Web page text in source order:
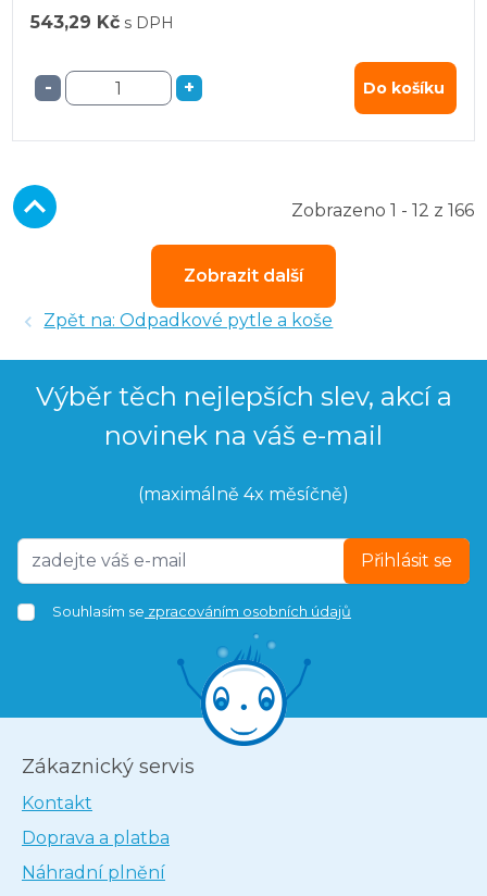
543,29 Kč s DPH
- + Do košíku
Zobrazeno 1 - 12 z 166
Zobrazit další
Zpět na: Odpadkové pytle a koše
Výběr těch nejlepších slev, akcí a
novinek na váš e-mail
(maximálně 4x měsíčně)
Přihlásit se
Souhlasím se zpracováním osobních údajů
Zákaznický servis
Kontakt
Doprava a platba
Náhradní plnění